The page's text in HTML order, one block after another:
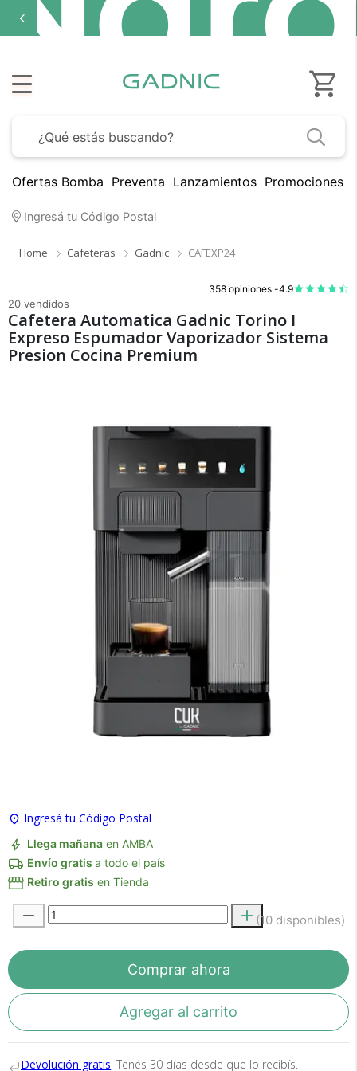
Ofertas Bomba Preventa Lanzamientos Promociones
Ingresá tu Código Postal
Home Cafeteras Gadnic CAFEXP24
358 opiniones -4.9
20 vendidos
Cafetera Automatica Gadnic Torino I
Expreso Espumador Vaporizador Sistema
Presion Cocina Premium
Ingresá tu Código Postal
Llega mañana en AMBA
Envío gratis a todo el país
Retiro gratis en Tienda
(10 disponibles)
Comprar ahora
Agregar al carrito
Devolución gratis, Tenés 30 días desde que lo recibís.
Recibí el producto que esperabas o